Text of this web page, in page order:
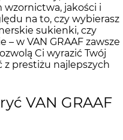
wzornictwa, jakości i
na to, czy wybierasz
sukienki, czy
w VAN GRAAF zawsze
Ci wyrazić Twój
z prestiżu najlepszych
VAN GRAAF